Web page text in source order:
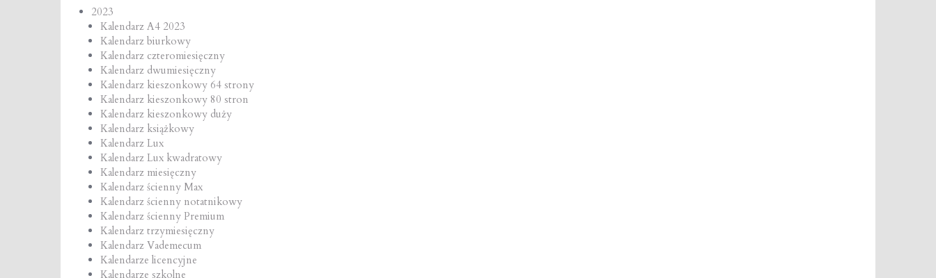
2023
Kalendarz A4 2023
Kalendarz biurkowy
Kalendarz czteromiesięczny
Kalendarz dwumiesięczny
Kalendarz kieszonkowy 64 strony
Kalendarz kieszonkowy 80 stron
Kalendarz kieszonkowy duży
Kalendarz książkowy
Kalendarz Lux
Kalendarz Lux kwadratowy
Kalendarz miesięczny
Kalendarz ścienny Max
Kalendarz ścienny notatnikowy
Kalendarz ścienny Premium
Kalendarz trzymiesięczny
Kalendarz Vademecum
Kalendarze licencyjne
Kalendarze szkolne